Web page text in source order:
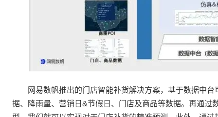
网易数帆推出的门店智能补货解决方案，基于数据中台
据、降雨量、营销日&节假日、门店及商品等数据。再通过